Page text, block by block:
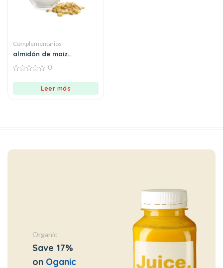
Complementarios
almidón de maiz
out
5
0
Leer más
Organic
Save 17%
on Oganic